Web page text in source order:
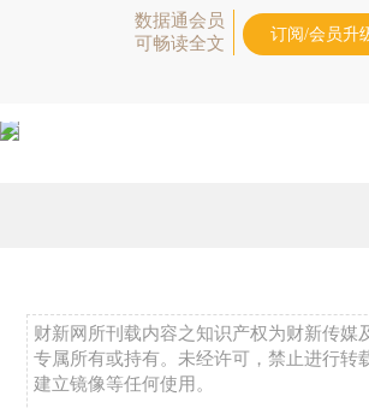
数据通会员
可畅读全文
订阅/会员升
财新网所刊载内容之知识产权为财新传媒
专属所有或持有。未经许可，禁止进行转
建立镜像等任何使用。